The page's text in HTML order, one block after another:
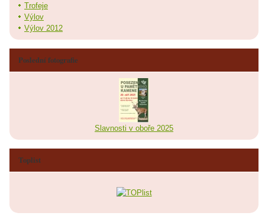
Trofeje
Výlov
Výlov 2012
Poslední fotografie
Slavnosti v oboře 2025
Toplist